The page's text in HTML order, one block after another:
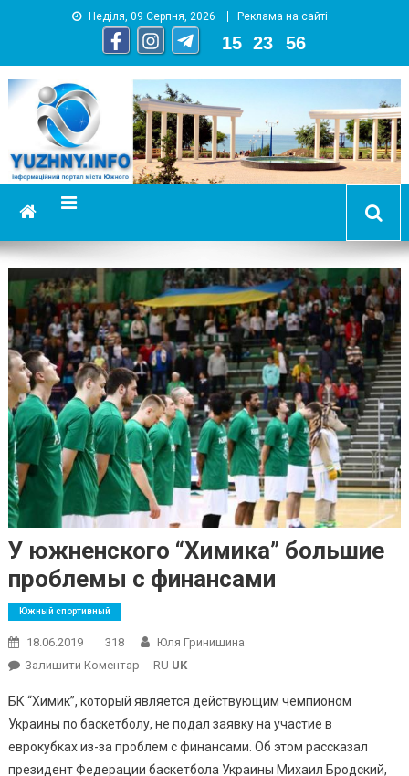
Неділя, 09 Серпня, 2026 Реклама на сайті
15 23 56
YUZHNY.INFO
информационный портал города Южный
У южненского “Химика” большие
проблемы с финансами
Южный спортивный
18.06.2019 318
Юля Гринишина
Залишити КоментарOn
Южненского
“Химика”
Большие
Проблемы
RU UK
БК “Химик”, который является действующим чемпионом
Украины по баскетболу, не подал заявку на участие в
еврокубках из-за проблем с финансами. Об этом рассказал
президент Федерации баскетбола Украины Михаил Бродский,